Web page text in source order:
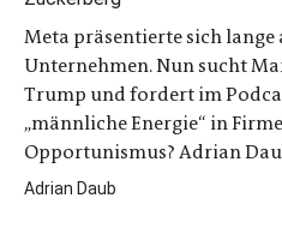
Meta präsentierte sich
Unternehmen. Nun sucht
Trump und fordert im
„männliche Energie“ in
Opportunismus? Adrian
Adrian Daub